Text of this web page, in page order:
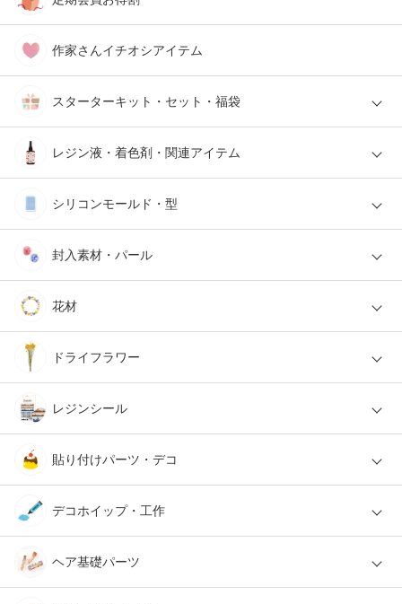
作家さんイチオシアイテム
スターターキット・セット・福袋
レジン液・着色剤・関連アイテム
シリコンモールド・型
封入素材・パール
花材
ドライフラワー
レジンシール
貼り付けパーツ・デコ
デコホイップ・工作
ヘア基礎パーツ